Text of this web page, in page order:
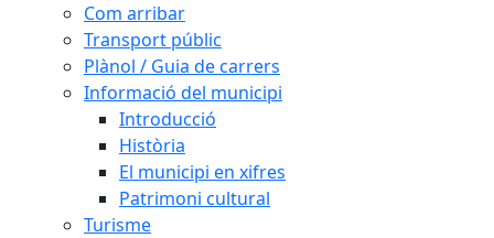
Com arribar
Transport públic
Plànol / Guia de carrers
Informació del municipi
Introducció
Història
El municipi en xifres
Patrimoni cultural
Turisme